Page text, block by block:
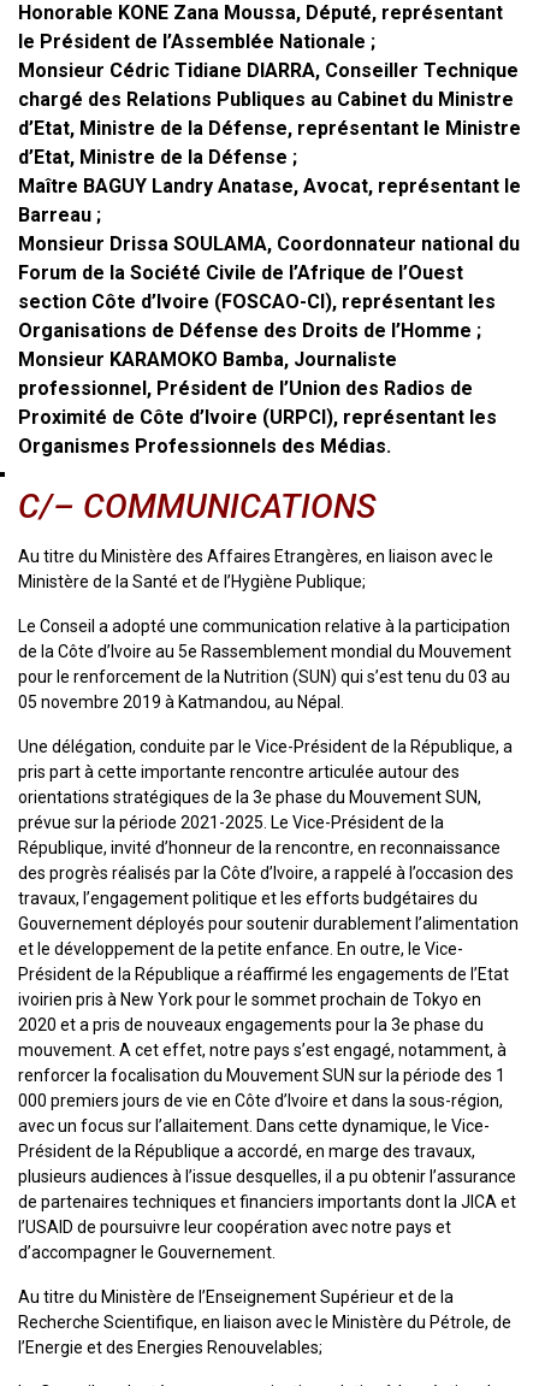
Honorable KONE Zana Moussa, Député, représentant
le Président de l’Assemblée Nationale ;
Monsieur Cédric Tidiane DIARRA, Conseiller Technique
chargé des Relations Publiques au Cabinet du Ministre
d’Etat, Ministre de la Défense, représentant le Ministre
d’Etat, Ministre de la Défense ;
Maître BAGUY Landry Anatase, Avocat, représentant le
Barreau ;
Monsieur Drissa SOULAMA, Coordonnateur national du
Forum de la Société Civile de l’Afrique de l’Ouest
section Côte d’Ivoire (FOSCAO-CI), représentant les
Organisations de Défense des Droits de l’Homme ;
Monsieur KARAMOKO Bamba, Journaliste
professionnel, Président de l’Union des Radios de
Proximité de Côte d’Ivoire (URPCI), représentant les
Organismes Professionnels des Médias.
C/– COMMUNICATIONS
Au titre du Ministère des Affaires Etrangères, en liaison avec le
Ministère de la Santé et de l’Hygiène Publique;
Le Conseil a adopté une communication relative à la participation
de la Côte d’Ivoire au 5e Rassemblement mondial du Mouvement
pour le renforcement de la Nutrition (SUN) qui s’est tenu du 03 au
05 novembre 2019 à Katmandou, au Népal.
Une délégation, conduite par le Vice-Président de la République, a
pris part à cette importante rencontre articulée autour des
orientations stratégiques de la 3e phase du Mouvement SUN,
prévue sur la période 2021-2025. Le Vice-Président de la
République, invité d’honneur de la rencontre, en reconnaissance
des progrès réalisés par la Côte d’Ivoire, a rappelé à l’occasion des
travaux, l’engagement politique et les efforts budgétaires du
Gouvernement déployés pour soutenir durablement l’alimentation
et le développement de la petite enfance. En outre, le Vice-
Président de la République a réaffirmé les engagements de l’Etat
ivoirien pris à New York pour le sommet prochain de Tokyo en
2020 et a pris de nouveaux engagements pour la 3e phase du
mouvement. A cet effet, notre pays s’est engagé, notamment, à
renforcer la focalisation du Mouvement SUN sur la période des 1
000 premiers jours de vie en Côte d’Ivoire et dans la sous-région,
avec un focus sur l’allaitement. Dans cette dynamique, le Vice-
Président de la République a accordé, en marge des travaux,
plusieurs audiences à l’issue desquelles, il a pu obtenir l’assurance
de partenaires techniques et financiers importants dont la JICA et
l’USAID de poursuivre leur coopération avec notre pays et
d’accompagner le Gouvernement.
Au titre du Ministère de l’Enseignement Supérieur et de la
Recherche Scientifique, en liaison avec le Ministère du Pétrole, de
l’Energie et des Energies Renouvelables;